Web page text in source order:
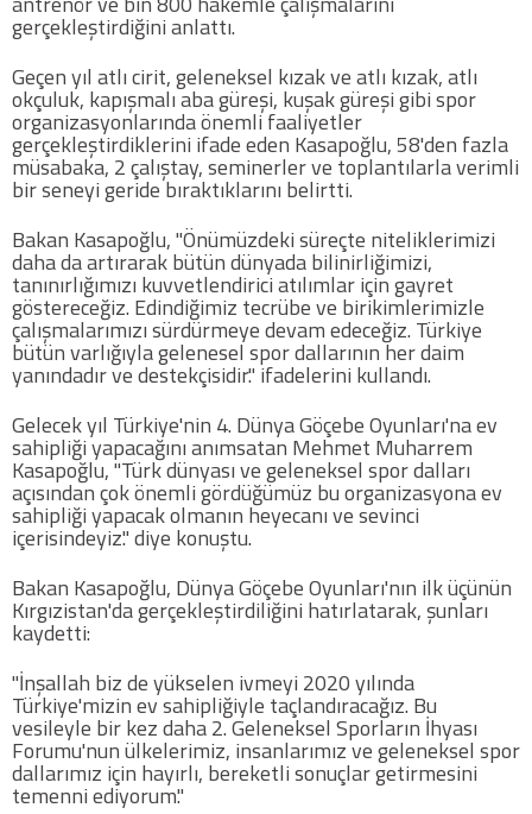
gerçekleştirdiğini anlattı.
Geçen yıl atlı cirit, geleneksel kızak ve atlı kızak, atlı
okçuluk, kapışmalı aba güreşi, kuşak güreşi gibi spor
organizasyonlarında önemli faaliyetler
gerçekleştirdiklerini ifade eden Kasapoğlu, 58'den fazla
müsabaka, 2 çalıştay, seminerler ve toplantılarla verimli
bir seneyi geride bıraktıklarını belirtti.
Bakan Kasapoğlu, "Önümüzdeki süreçte niteliklerimizi
daha da artırarak bütün dünyada bilinirliğimizi,
tanınırlığımızı kuvvetlendirici atılımlar için gayret
göstereceğiz. Edindiğimiz tecrübe ve birikimlerimizle
çalışmalarımızı sürdürmeye devam edeceğiz. Türkiye
bütün varlığıyla gelenesel spor dallarının her daim
yanındadır ve destekçisidir." ifadelerini kullandı.
Gelecek yıl Türkiye'nin 4. Dünya Göçebe Oyunları'na ev
sahipliği yapacağını anımsatan Mehmet Muharrem
Kasapoğlu, "Türk dünyası ve geleneksel spor dalları
açısından çok önemli gördüğümüz bu organizasyona ev
sahipliği yapacak olmanın heyecanı ve sevinci
içerisindeyiz." diye konuştu.
Bakan Kasapoğlu, Dünya Göçebe Oyunları'nın ilk üçünün
Kırgızistan'da gerçekleştirdiliğini hatırlatarak, şunları
kaydetti:
"İnşallah biz de yükselen ivmeyi 2020 yılında
Türkiye'mizin ev sahipliğiyle taçlandıracağız. Bu
vesileyle bir kez daha 2. Geleneksel Sporların İhyası
Forumu'nun ülkelerimiz, insanlarımız ve geleneksel spor
dallarımız için hayırlı, bereketli sonuçlar getirmesini
temenni ediyorum."